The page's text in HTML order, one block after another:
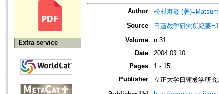
Extra service
Author
松村寿巌 (著
Source
日蓮教学研究所紀要
Volume
n.31
Date
2004.03.10
Pages
1 - 15
Publisher
立正大学日蓮教学研究